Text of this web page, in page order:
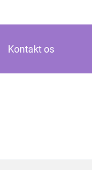
Kontakt os